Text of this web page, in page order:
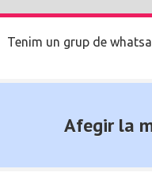
Tenim un grup de
Afegir la